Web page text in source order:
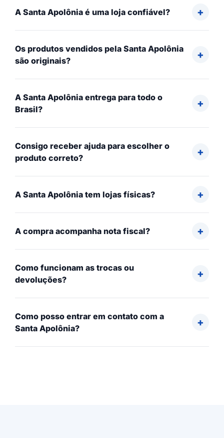
A Santa Apolônia é uma loja confiável?
Os produtos vendidos pela Santa Apolônia
são originais?
A Santa Apolônia entrega para todo o
Brasil?
Consigo receber ajuda para escolher o
produto correto?
A Santa Apolônia tem lojas físicas?
A compra acompanha nota fiscal?
Como funcionam as trocas ou
devoluções?
Como posso entrar em contato com a
Santa Apolônia?